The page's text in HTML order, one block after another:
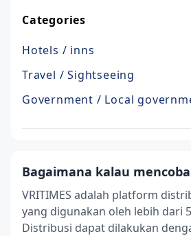
Categories
Hotels / inns
Travel / Sightseeing
Government / Local
Bagaimana kalau mencoba
VRITIMES adalah platform
yang digunakan oleh lebih dari
Distribusi dapat dilakukan